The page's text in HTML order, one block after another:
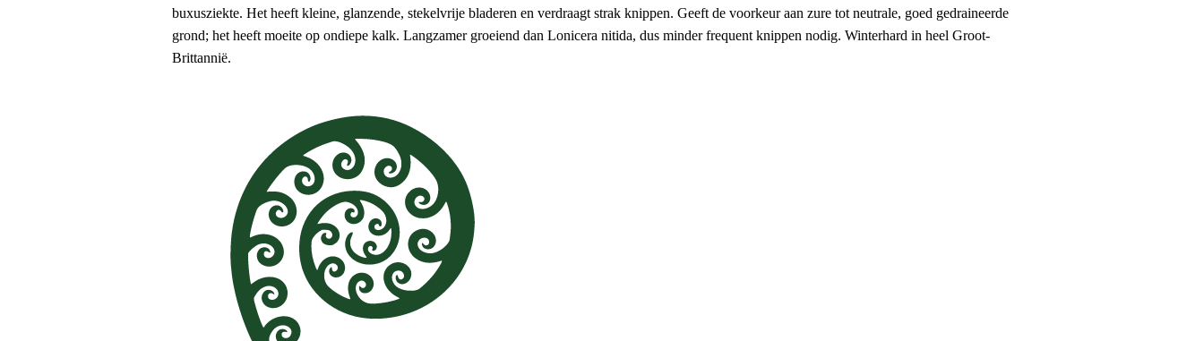
buxusziekte. Het heeft kleine, glanzende, stekelvrije bladeren en verdraagt strak knippen. Geeft de voorkeur aan zure tot neutrale, goed gedraineerde
grond; het heeft moeite op ondiepe kalk. Langzamer groeiend dan Lonicera nitida, dus minder frequent knippen nodig. Winterhard in heel Groot-
Brittannië.